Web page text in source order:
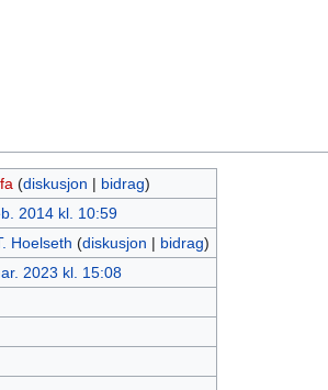
(diskusjon | bidrag)
2014 kl. 10:59
Hoelseth (diskusjon | bidrag)
2023 kl. 15:08